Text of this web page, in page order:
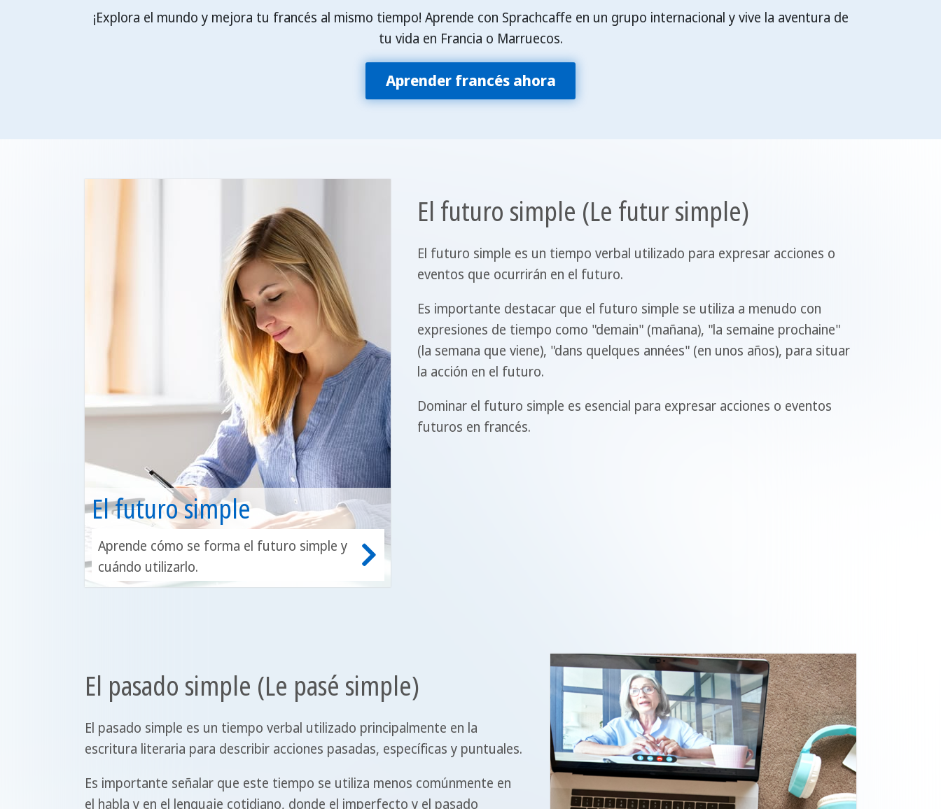
¡Explora el mundo y mejora tu francés al mismo tiempo! Aprende con Sprachcaffe en un grupo internacional y vive la aventura de
tu vida en Francia o Marruecos.
Aprender francés ahora
El futuro simple
Aprende cómo se forma el futuro simple y
cuándo utilizarlo.
El futuro simple (Le futur simple)
El futuro simple es un tiempo verbal utilizado para expresar acciones o
eventos que ocurrirán en el futuro.
Es importante destacar que el futuro simple se utiliza a menudo con
expresiones de tiempo como "demain" (mañana), "la semaine prochaine"
(la semana que viene), "dans quelques années" (en unos años), para situar
la acción en el futuro.
Dominar el futuro simple es esencial para expresar acciones o eventos
futuros en francés.
El pasado simple (Le pasé simple)
El pasado simple es un tiempo verbal utilizado principalmente en la
escritura literaria para describir acciones pasadas, específicas y puntuales.
Es importante señalar que este tiempo se utiliza menos comúnmente en
el habla y en el lenguaje cotidiano, donde el imperfecto y el pasado